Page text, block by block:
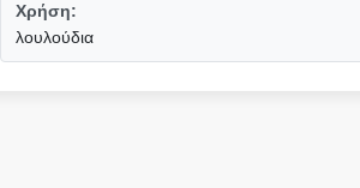
Χρήση:
λουλούδια